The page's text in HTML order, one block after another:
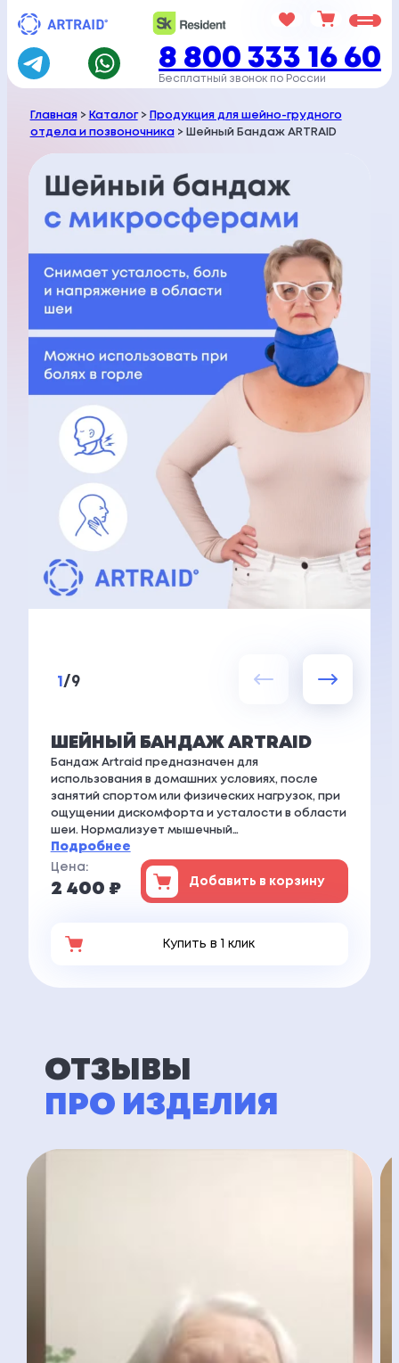
Перейти
содержимому
8 800 333 16 60
Бесплатный звонок по России
Главная> Каталог> Продукция для шейно-грудного
отдела и позвоночника> Шейный Бандаж ARTRAID
1 / 9
ШЕЙНЫЙ БАНДАЖ ARTRAID
Бандаж Artraid предназначен для
использования в домашних условиях, после
занятий спортом или физических нагрузок, при
ощущении дискомфорта и усталости в области
шеи. Нормализует мышечный…
Подробнее
Цена:
2 400 ₽ Добавить в корзину
Купить в 1 клик
ОТЗЫВЫ
ПРО ИЗДЕЛИЯ